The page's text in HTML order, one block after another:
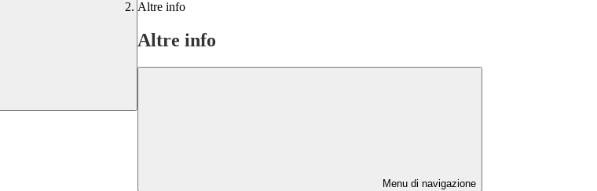
Altre info
Altre info
Menu di navigazione